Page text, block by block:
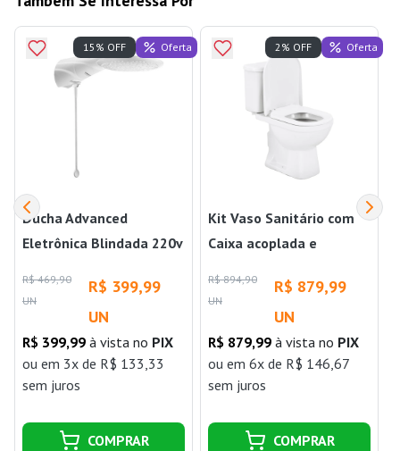
Ducha Advanced
Eletrônica Blindada 220v
R$ 469,90
UN
R$ 399,99
UN
R$ 399,99 à vista no PIX
ou em 3x de R$ 133,33
sem juros
15% OFF Oferta
COMPRAR
Kit Vaso Sanitário com
Caixa acoplada e
Acionamento Flox Fiori
R$ 894,90
UN
R$ 879,99
UN
R$ 879,99 à vista no PIX
ou em 6x de R$ 146,67
sem juros
2% OFF Oferta
COMPRAR